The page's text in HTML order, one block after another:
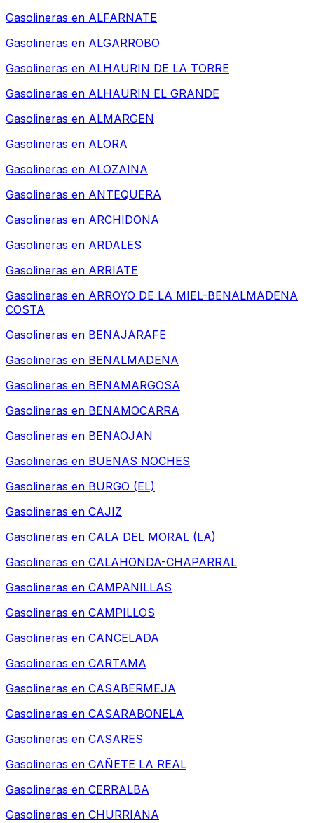
Gasolineras en ALFARNATE
Gasolineras en ALGARROBO
Gasolineras en ALHAURIN DE LA TORRE
Gasolineras en ALHAURIN EL GRANDE
Gasolineras en ALMARGEN
Gasolineras en ALORA
Gasolineras en ALOZAINA
Gasolineras en ANTEQUERA
Gasolineras en ARCHIDONA
Gasolineras en ARDALES
Gasolineras en ARRIATE
Gasolineras en ARROYO DE LA MIEL-BENALMADENA
COSTA
Gasolineras en BENAJARAFE
Gasolineras en BENALMADENA
Gasolineras en BENAMARGOSA
Gasolineras en BENAMOCARRA
Gasolineras en BENAOJAN
Gasolineras en BUENAS NOCHES
Gasolineras en BURGO (EL)
Gasolineras en CAJIZ
Gasolineras en CALA DEL MORAL (LA)
Gasolineras en CALAHONDA-CHAPARRAL
Gasolineras en CAMPANILLAS
Gasolineras en CAMPILLOS
Gasolineras en CANCELADA
Gasolineras en CARTAMA
Gasolineras en CASABERMEJA
Gasolineras en CASARABONELA
Gasolineras en CASARES
Gasolineras en CAÑETE LA REAL
Gasolineras en CERRALBA
Gasolineras en CHURRIANA